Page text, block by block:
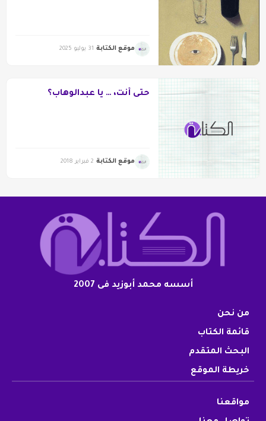
موقع الكتابة 31 يوليو 2025
حتى أنت، … يا عبدالوهاب؟
موقع الكتابة 2 فبراير 2018
أسسه محمد أبوزيد فى 2007
من نحن
قائمة الكتاب
البحث المتقدم
خريطة الموقع
مواقعنا